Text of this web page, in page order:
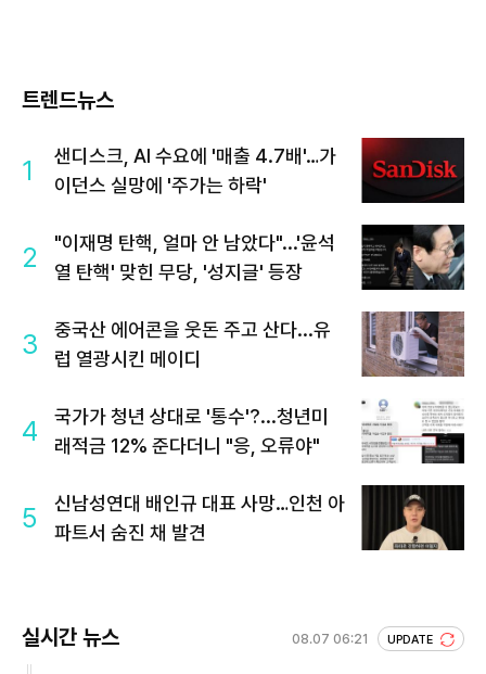
트렌드뉴스
1
샌디스크, AI 수요에 '매출 4.7배'…가
이던스 실망에 '주가는 하락'
2
"이재명 탄핵, 얼마 안 남았다"...'윤석
열 탄핵' 맞힌 무당, '성지글' 등장
3
중국산 에어콘을 웃돈 주고 산다...유
럽 열광시킨 메이디
4
국가가 청년 상대로 '통수'?...청년미
래적금 12% 준다더니 "응, 오류야"
5
신남성연대 배인규 대표 사망…인천 아
파트서 숨진 채 발견
실시간 뉴스 08.07 06:21 UPDATE